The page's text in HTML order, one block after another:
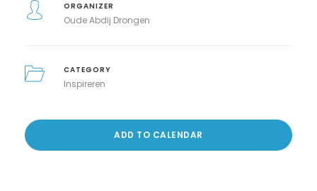
ORGANIZER
Oude Abdij Drongen
CATEGORY
Inspireren
ADD TO CALENDAR